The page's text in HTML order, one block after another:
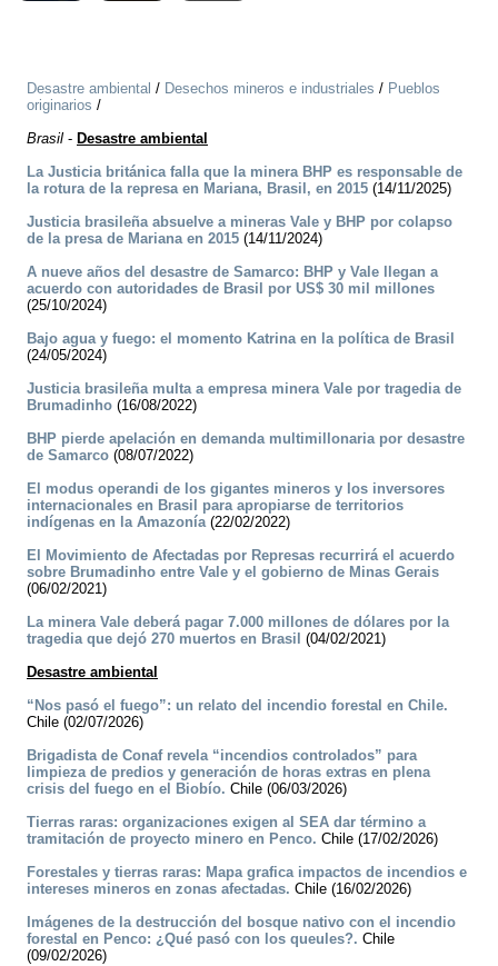
Desastre ambiental / Desechos mineros e industriales / Pueblos
originarios /
Brasil - Desastre ambiental
La Justicia británica falla que la minera BHP es responsable de
la rotura de la represa en Mariana, Brasil, en 2015 (14/11/2025)
Justicia brasileña absuelve a mineras Vale y BHP por colapso
de la presa de Mariana en 2015 (14/11/2024)
A nueve años del desastre de Samarco: BHP y Vale llegan a
acuerdo con autoridades de Brasil por US$ 30 mil millones
(25/10/2024)
Bajo agua y fuego: el momento Katrina en la política de Brasil
(24/05/2024)
Justicia brasileña multa a empresa minera Vale por tragedia de
Brumadinho (16/08/2022)
BHP pierde apelación en demanda multimillonaria por desastre
de Samarco (08/07/2022)
El modus operandi de los gigantes mineros y los inversores
internacionales en Brasil para apropiarse de territorios
indígenas en la Amazonía(22/02/2022)
El Movimiento de Afectadas por Represas recurrirá el acuerdo
sobre Brumadinho entre Vale y el gobierno de Minas Gerais
(06/02/2021)
La minera Vale deberá pagar 7.000 millones de dólares por la
tragedia que dejó 270 muertos en Brasil (04/02/2021)
Desastre ambiental
“Nos pasó el fuego”: un relato del incendio forestal en Chile.
Chile (02/07/2026)
Brigadista de Conaf revela “incendios controlados” para
limpieza de predios y generación de horas extras en plena
crisis del fuego en el Biobío. Chile (06/03/2026)
Tierras raras: organizaciones exigen al SEA dar término a
tramitación de proyecto minero en Penco. Chile (17/02/2026)
Forestales y tierras raras: Mapa grafica impactos de incendios e
intereses mineros en zonas afectadas. Chile (16/02/2026)
Imágenes de la destrucción del bosque nativo con el incendio
forestal en Penco: ¿Qué pasó con los queules?. Chile
(09/02/2026)